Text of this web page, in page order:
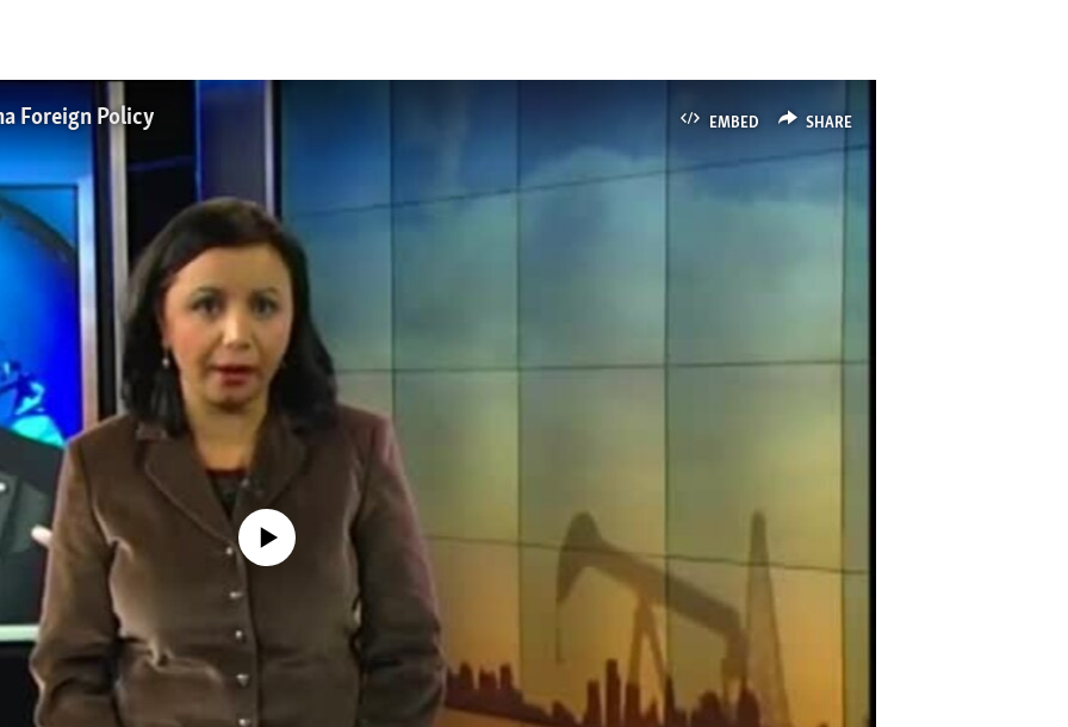
EMBED SHARE
Foreign Policy
No media source currently available